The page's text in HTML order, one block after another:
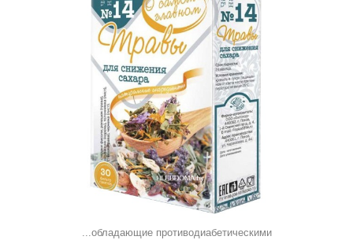
...обладающие противодиабетическими